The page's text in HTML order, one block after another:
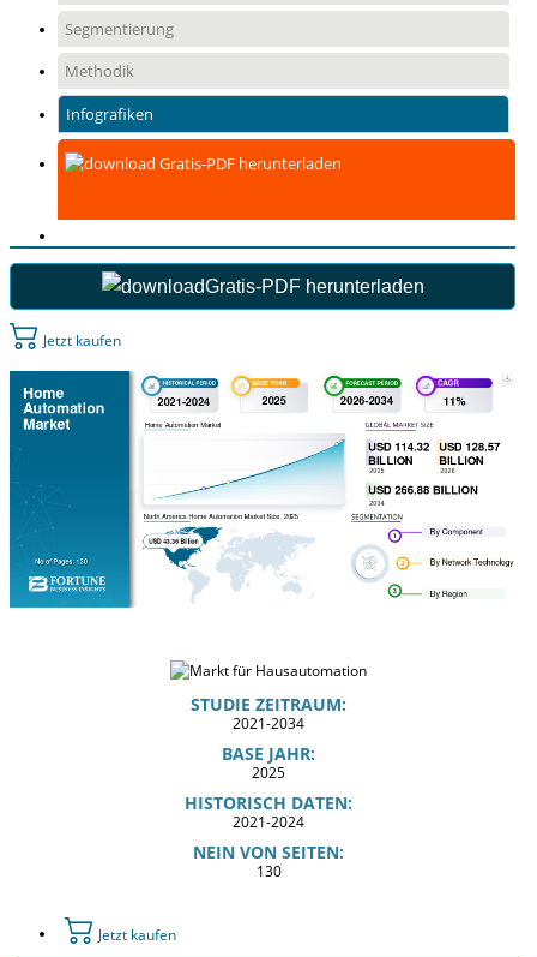
Segmentierung
Methodik
Infografiken
Gratis-PDF herunterladen
Gratis-PDF herunterladen
Jetzt kaufen
STUDIE ZEITRAUM:
2021-2034
BASE JAHR:
2025
HISTORISCH DATEN:
2021-2024
NEIN VON SEITEN:
130
Jetzt kaufen